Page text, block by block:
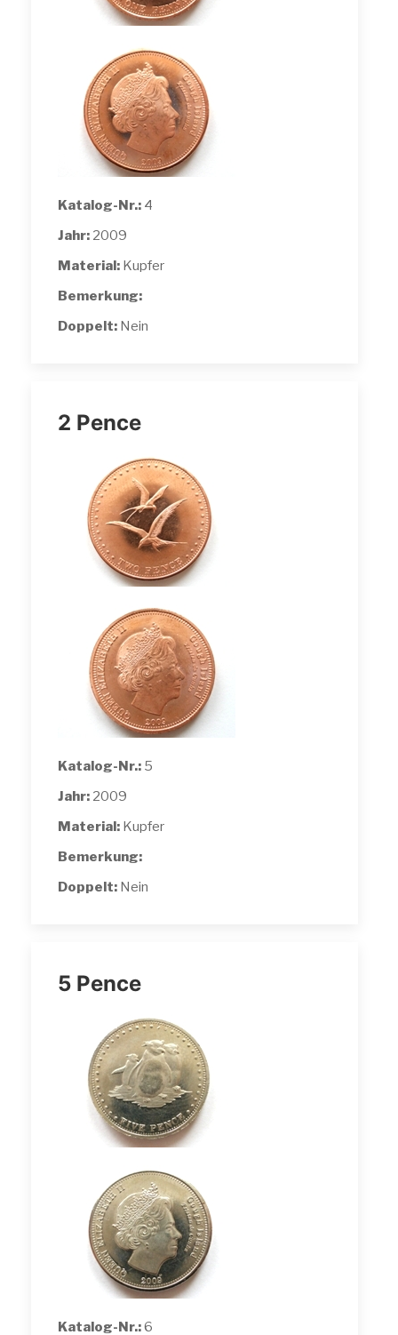
Katalog-Nr.: 4
Jahr: 2009
Material: Kupfer
Bemerkung:
Doppelt: Nein
2 Pence
Katalog-Nr.: 5
Jahr: 2009
Material: Kupfer
Bemerkung:
Doppelt: Nein
5 Pence
Katalog-Nr.:6